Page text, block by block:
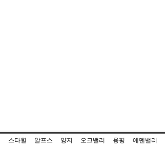
스타힐 알프스 양지 오크밸리 용평 에덴밸리